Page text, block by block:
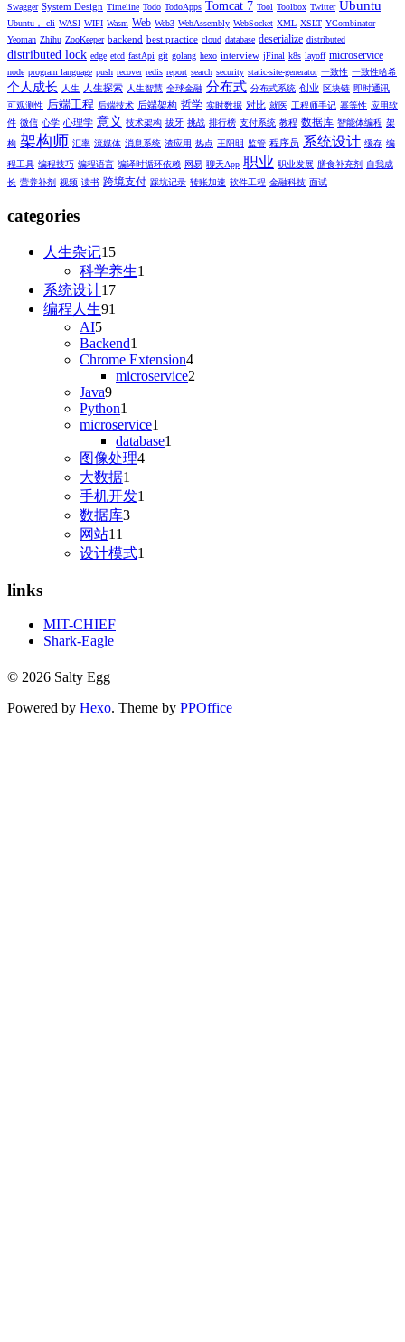
Swagger System Design Timeline Todo TodoApps Tomcat 7 Tool Toolbox Twitter Ubuntu
Ubuntu， cli WASI WIFI Wasm Web Web3 WebAssembly WebSocket XML XSLT YCombinator
Yeoman Zhihu ZooKeeper backend best practice cloud database deserialize distributed
distributed lock edge etcd fastApi git golang hexo interview jFinal k8s layoff microservice
node program language push recover redis report search security static-site-generator 一致性 一致性哈希
个人成长 人生 人生探索 人生智慧 全球金融 分布式 分布式系统 创业 区块链 即时通讯
可观测性 后端工程 后端技术 后端架构 哲学 实时数据 对比 就医 工程师手记 幂等性 应用软
件 微信 心学 心理学 意义 技术架构 拔牙 挑战 排行榜 支付系统 教程 数据库 智能体编程 架
构 架构师 汇率 流媒体 消息系统 渣应用 热点 王阳明 监管 程序员 系统设计 缓存 编
程工具 编程技巧 编程语言 编译时循环依赖 网易 聊天App 职业 职业发展 膳食补充剂
自我成
长 营养补剂 视频 读书 跨境支付 踩坑记录 转账加速 软件工程 金融科技 面试
categories
人生杂记15
科学养生1
系统设计17
编程人生91
AI5
Backend1
Chrome Extension4
microservice2
Java9
Python1
microservice1
database1
图像处理4
大数据1
手机开发1
数据库3
网站11
设计模式1
links
MIT-CHIEF
Shark-Eagle
© 2026 Salty Egg
Powered by Hexo. Theme by PPOffice